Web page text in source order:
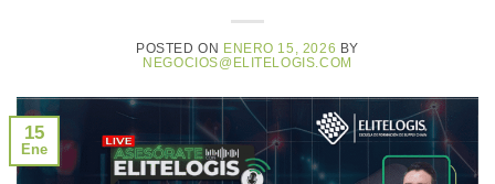
POSTED ON ENERO 15, 2026 BY
NEGOCIOS@ELITELOGIS.COM
15
Ene